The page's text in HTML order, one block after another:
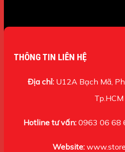
THÔNG TIN LIÊN HỆ
Địa chỉ:U12A Bạch Mã,
Tp.HCM
Hotline tư vấn: 0963 06 68
Website: